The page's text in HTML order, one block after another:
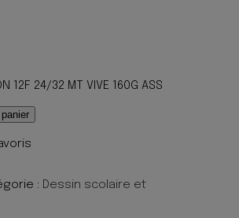
12F 24/32 MT VIVE 160G ASS
: Dessin scolaire et